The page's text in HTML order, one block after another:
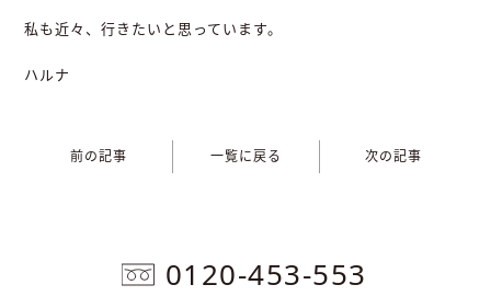
私も近々、行きたいと思っています。
ハルナ
前の記事 一覧に戻る 次の記事
0120-453-553